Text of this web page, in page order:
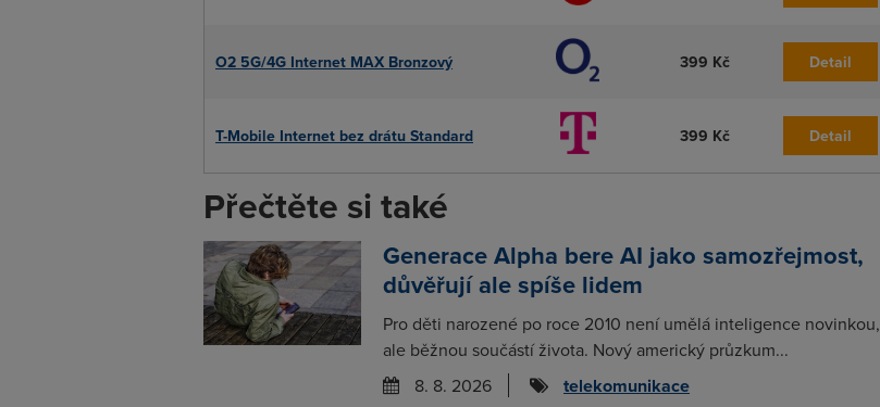
O2 5G/4G Internet MAX Bronzový 399 Kč Detail
T-Mobile Internet bez drátu Standard 399 Kč Detail
Přečtěte si také
Generace Alpha bere AI jako samozřejmost,
důvěřují ale spíše lidem
Pro děti narozené po roce 2010 není umělá inteligence novinkou,
ale běžnou součástí života. Nový americký průzkum...
8. 8. 2026
telekomunikace